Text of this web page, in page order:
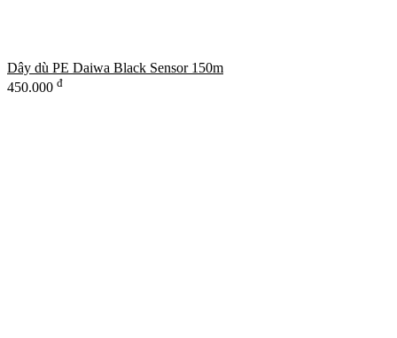
Dây dù PE Daiwa Black Sensor 150m
450.000 đ